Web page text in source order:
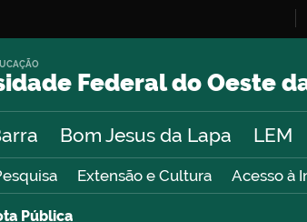
Federal do Oeste
Bom Jesus da Lapa LEM
Extensão e Cultura Acesso à
Pública